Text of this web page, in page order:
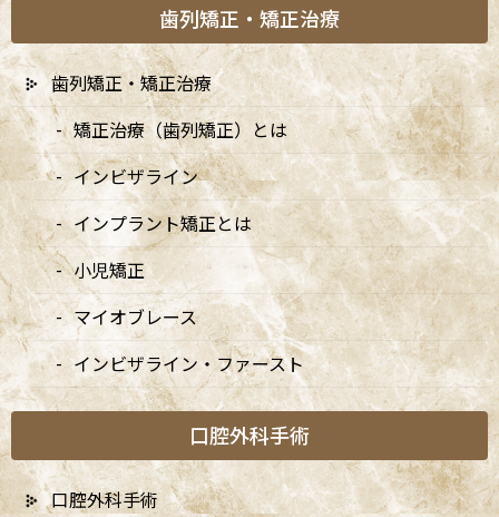
カテゴリー
歯列矯正・矯正治療
歯列矯正・矯正治療
矯正治療（歯列矯正）とは
インビザライン
インプラント矯正とは
小児矯正
マイオブレース
インビザライン・ファースト
口腔外科手術
口腔外科手術